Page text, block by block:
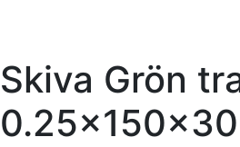
Skiva Grön